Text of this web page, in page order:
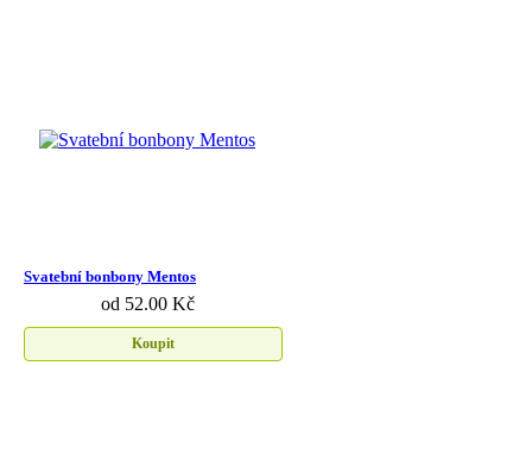
Svatební bonbony Mentos
od 52.00 Kč
Koupit